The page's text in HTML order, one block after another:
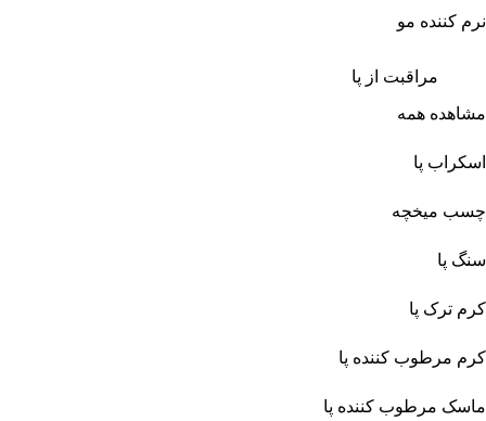
نرم کننده مو
مراقبت از پا
مشاهده همه
اسکراب پا
چسب میخچه
سنگ پا
کرم ترک پا
کرم مرطوب کننده پا
ماسک مرطوب کننده پا